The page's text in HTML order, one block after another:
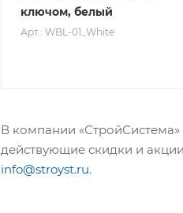
ключом, белый
Арт.: WBL-01_White
В компании
действующие скидки и
info@stroyst.ru.